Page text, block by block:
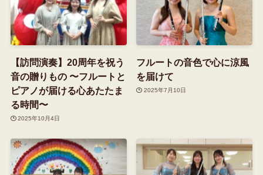
【訪問演奏】20周年を祝う
音の贈りもの 〜フルートと
ピアノが届ける心あたたま
る時間〜
2025年10月4日
フルートの音色で心に涼風
を届けて
2025年7月10日